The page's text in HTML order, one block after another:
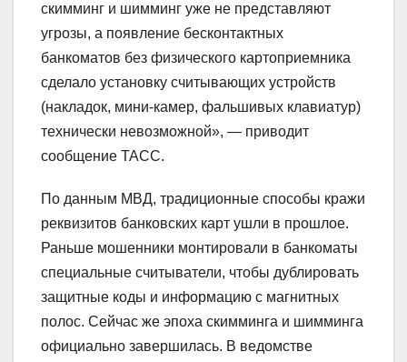
скимминг и шимминг уже не представляют
угрозы, а появление бесконтактных
банкоматов без физического картоприемника
сделало установку считывающих устройств
(накладок, мини-камер, фальшивых клавиатур)
технически невозможной», — приводит
сообщение ТАСС.
По данным МВД, традиционные способы кражи
реквизитов банковских карт ушли в прошлое.
Раньше мошенники монтировали в банкоматы
специальные считыватели, чтобы дублировать
защитные коды и информацию с магнитных
полос. Сейчас же эпоха скимминга и шимминга
официально завершилась. В ведомстве